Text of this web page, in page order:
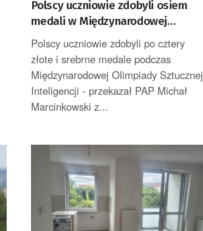
Polscy uczniowie zdobyli osiem
medali w Międzynarodowej
Olimpiadzie Sztucznej Inteligencji
Polscy uczniowie zdobyli po cztery
złote i srebrne medale podczas
Międzynarodowej Olimpiady Sztucznej
Inteligencji - przekazał PAP Michał
Marcinkowski z...